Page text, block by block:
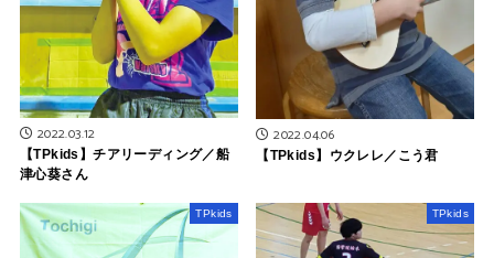
2022.03.12
【TPkids】チアリーディング／船
津心葵さん
2022.04.06
【TPkids】ウクレレ／こう君
TPkids TPkids